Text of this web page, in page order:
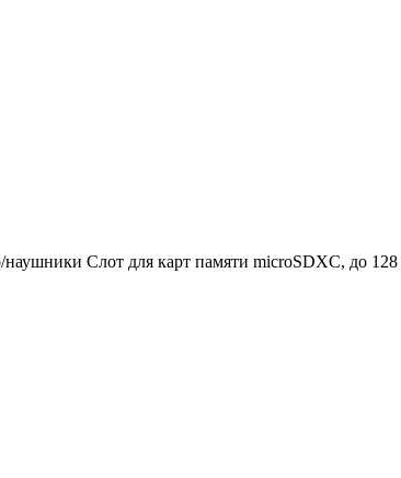
Слот для карт памяти microSDXC, до